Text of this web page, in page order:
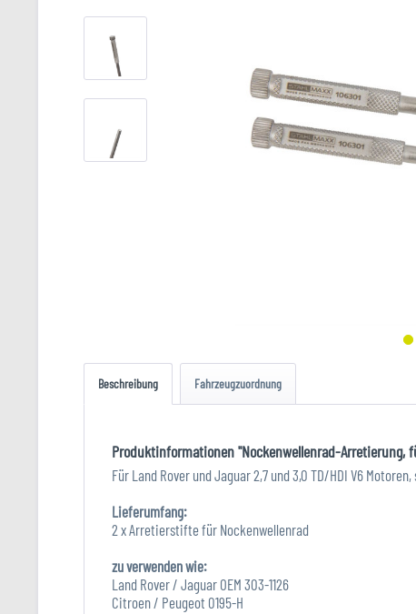
Beschreibung Fahrzeugzuordnung
Produktinformationen "Nockenwellenrad-Arretierung,
Für Land Rover und Jaguar 2,7 und 3,0 TD/HDI V6
Lieferumfang:
2 x Arretierstifte für Nockenwellenrad
zu verwenden wie:
Land Rover / Jaguar OEM 303-1126
Citroen / Peugeot 0195-H